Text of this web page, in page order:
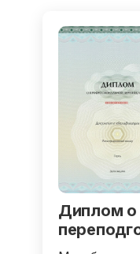
Диплом о